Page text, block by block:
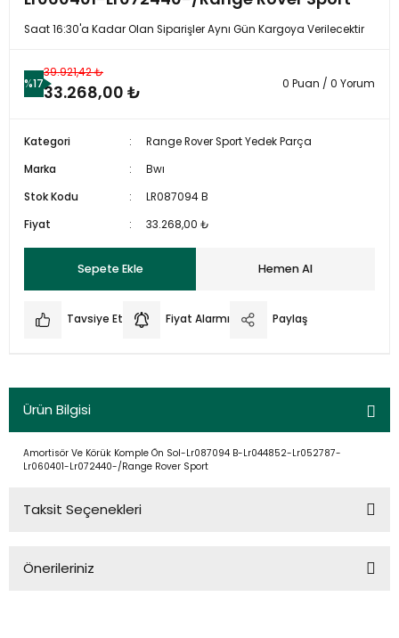
Saat 16:30'a Kadar Olan Siparişler Aynı Gün Kargoya Verilecektir
%17
39.921,42 ₺
33.268,00 ₺ 0 Puan / 0 Yorum
Kategori
Range Rover Sport Yedek Parça
Marka
Bwı
Stok Kodu
LR087094 B
Fiyat
33.268,00 ₺
Sepete Ekle Hemen Al
Tavsiye Et Fiyat Alarmı Paylaş
Ürün Bilgisi
Amortisör Ve Körük Komple Ön Sol-Lr087094 B-Lr044852-Lr052787-
Lr060401-Lr072440-/Range Rover Sport
Taksit Seçenekleri
Önerileriniz